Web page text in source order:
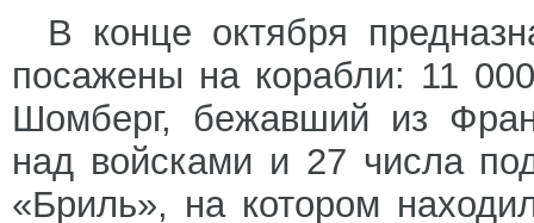
В конце октября
посажены на корабли: 11
Шомберг, бежавший из
над войсками и 27 числа
«Бриль», на котором